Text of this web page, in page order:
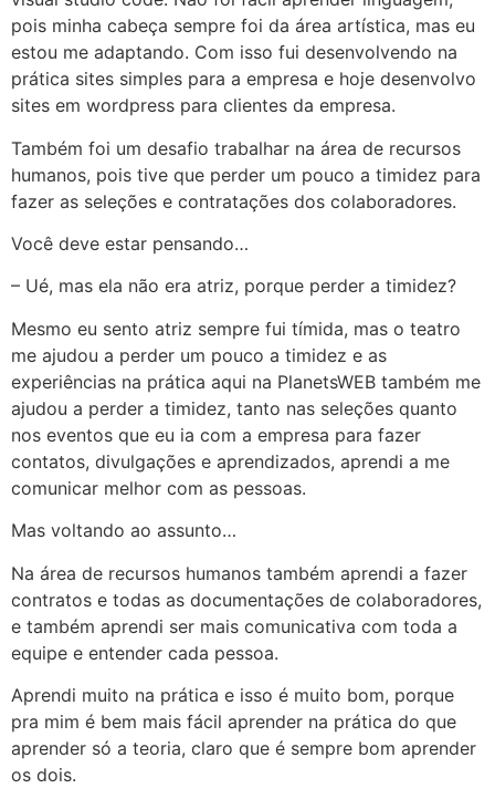
pois minha cabeça sempre foi da área artística, mas eu
estou me adaptando. Com isso fui desenvolvendo na
prática sites simples para a empresa e hoje desenvolvo
sites em wordpress para clientes da empresa.
Também foi um desafio trabalhar na área de recursos
humanos, pois tive que perder um pouco a timidez para
fazer as seleções e contratações dos colaboradores.
Você deve estar pensando…
– Ué, mas ela não era atriz, porque perder a timidez?
Mesmo eu sento atriz sempre fui tímida, mas o teatro
me ajudou a perder um pouco a timidez e as
experiências na prática aqui na PlanetsWEB também me
ajudou a perder a timidez, tanto nas seleções quanto
nos eventos que eu ia com a empresa para fazer
contatos, divulgações e aprendizados, aprendi a me
comunicar melhor com as pessoas.
Mas voltando ao assunto…
Na área de recursos humanos também aprendi a fazer
contratos e todas as documentações de colaboradores,
e também aprendi ser mais comunicativa com toda a
equipe e entender cada pessoa.
Aprendi muito na prática e isso é muito bom, porque
pra mim é bem mais fácil aprender na prática do que
aprender só a teoria, claro que é sempre bom aprender
os dois.